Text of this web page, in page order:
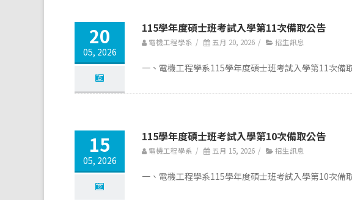
20
05, 2026
115學年度碩士班考試入學第11次備取公告
電機工程學系 / 五月 20, 2026 / 招生訊息
一、電機工程學系115學年度碩士班考試入學第11次
15
05, 2026
115學年度碩士班考試入學第10次備取公告
電機工程學系 / 五月 15, 2026 / 招生訊息
一、電機工程學系115學年度碩士班考試入學第10次